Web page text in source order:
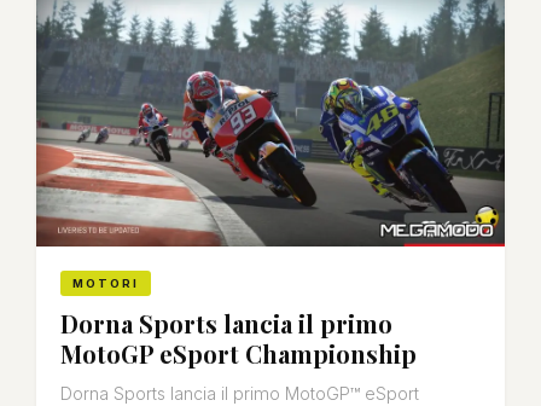
MOTORI
Dorna Sports lancia il primo
MotoGP eSport Championship
Dorna Sports lancia il primo MotoGP™ eSport